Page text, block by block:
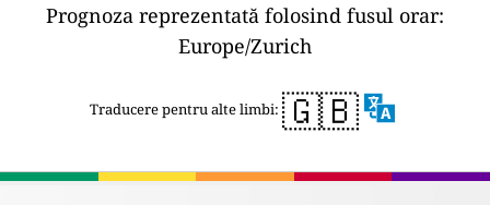
Prognoza reprezentată folosind fusul orar:
Europe/Zurich
Traducere pentru alte limbi: 🇬🇧